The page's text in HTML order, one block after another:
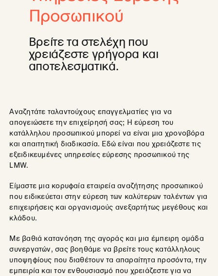
Προσωπικού
Βρείτε τα στελέχη που
χρειάζεστε γρήγορα και
αποτελεσματικά.
Αναζητάτε ταλαντούχους επαγγελματίες για να
απογειώσετε την επιχείρησή σας; Η εύρεση του
κατάλληλου προσωπικού μπορεί να είναι μια χρονοβόρα
και απαιτητική διαδικασία. Εδώ είναι που χρειάζεστε τις
εξειδικευμένες υπηρεσίες εύρεσης προσωπικού της
LMW.
Είμαστε μια κορυφαία εταιρεία αναζήτησης προσωπικού
που ειδικεύεται στην εύρεση των καλύτερων ταλέντων για
επιχειρήσεις και οργανισμούς ανεξαρτήτως μεγέθους και
κλάδου.
Με βαθιά κατανόηση της αγοράς και μια έμπειρη ομάδα
συνεργατών, σας βοηθάμε να βρείτε τους κατάλληλους
υποψηφίους που διαθέτουν τα απαραίτητα προσόντα, την
εμπειρία και τον ενθουσιασμό που χρειάζεστε για να